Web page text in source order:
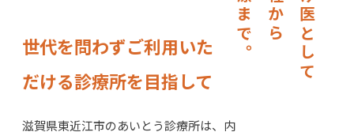
世代を問わずご利用いた
だける診療所を目指して
滋賀県東近江市のあいとう診療所は、内